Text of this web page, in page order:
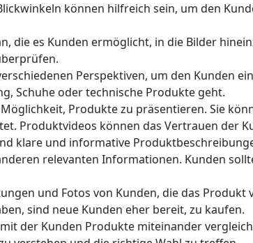
können hilfreich sein, um den
die es Kunden ermöglicht, in die Bilder
Perspektiven, um den Kunden
Schuhe oder technische Produkte geht.
Produkte zu präsentieren. Sie
Produktvideos können das Vertrauen der
klare und informative
relevanten Informationen. Kunden
und Fotos von Kunden, die das
sind neue Kunden eher bereit, zu kaufen.
der Kunden Produkte miteinander